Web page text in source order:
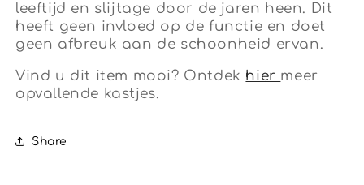
leeftijd en slijtage door de jaren heen. Dit
heeft geen invloed op de functie en doet
geen afbreuk aan de schoonheid ervan.
Vind u dit item mooi? Ontdek hier meer
opvallende kastjes.
Share